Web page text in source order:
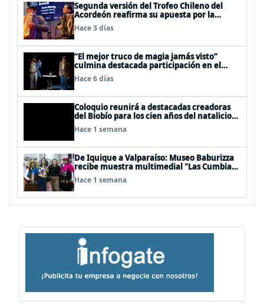
Segunda versión del Trofeo Chileno del
Acordeón reafirma su apuesta por la
profesionalización del instrumento en
Chile
Hace 3 días
“El mejor truco de magia jamás visto”
culmina destacada participación en el
Festival Off Avignon 2026
Hace 6 días
Coloquio reunirá a destacadas creadoras
del Biobío para los cien años del natalicio
del artista textil y artesano tomecino
Héctor Herrera “El Pajarero”
Hace 1 semana
De Iquique a Valparaíso: Museo Baburizza
recibe muestra multimedial "Las Cumbias
que escuchamos allá arriba"
Hace 1 semana